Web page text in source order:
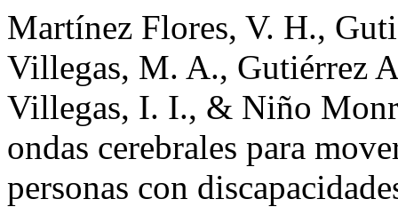
Martínez Flores, V. H.,
Villegas, M. A., Gutiérrez
Villegas, I. I., & Niño
ondas cerebrales para
personas con